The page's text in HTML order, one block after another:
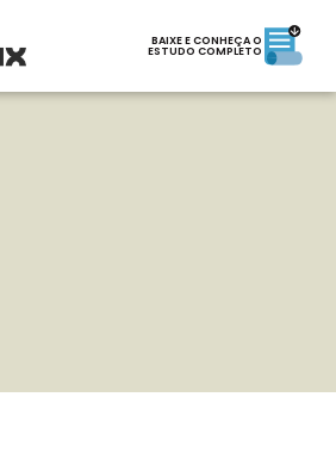
BAIXE E CONHEÇA O
ESTUDO COMPLETO